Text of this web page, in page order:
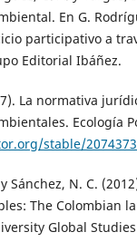
En G.
participativo a
Editorial Ibáñez.
La normativa
Ecología
stable/
Sánchez, N. C.
The Colombian
Global Studies